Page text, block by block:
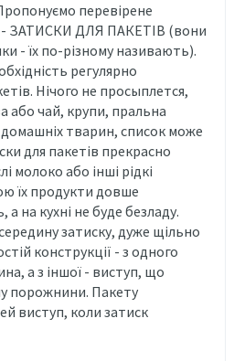
перевірене
- ЗАТИСКИ ДЛЯ ПАКЕТІВ (вони
- їх по-різному називають).
регулярно
Нічого не просыплется,
або чай, крупи, пральна
тварин, список може
для пакетів прекрасно
молоко або інші рідкі
їх продукти довше
а на кухні не буде безладу.
затиску, дуже щільно
конструкції - з одного
а з іншої - виступ, що
порожнини. Пакету
виступ, коли затиск